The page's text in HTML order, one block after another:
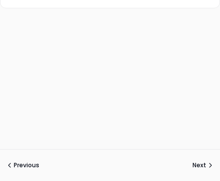
Previous Next